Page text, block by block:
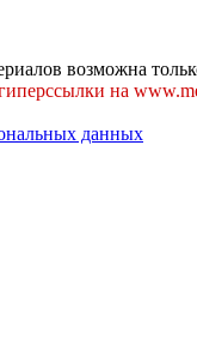
возможна
на
данных